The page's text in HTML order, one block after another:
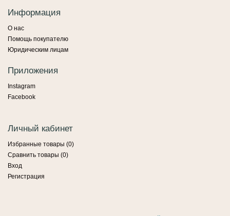
Информация
О нас
Помощь покупателю
Юридическим лицам
Приложения
Instagram
Facebook
Личный кабинет
Избранные товары (0)
Сравнить товары (0)
Вход
Регистрация